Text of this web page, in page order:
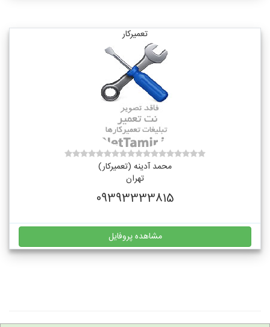
تعمیرکار
محمد آدینه (تعمیرکار)
تهران
09393333815
مشاهده پروفایل